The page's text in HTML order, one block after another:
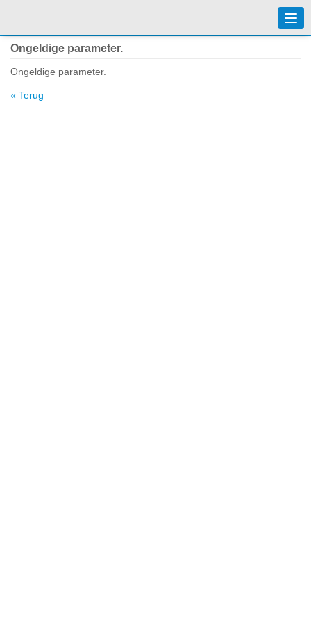
Ongeldige parameter.
Ongeldige parameter.
« Terug